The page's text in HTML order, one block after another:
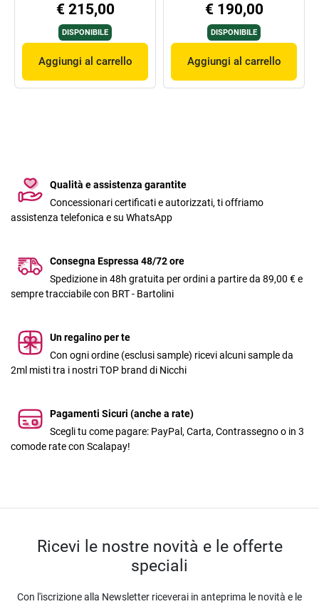
€ 215,00
DISPONIBILE
Aggiungi al carrello
€ 190,00
DISPONIBILE
Aggiungi al carrello
Qualità e assistenza garantite
Concessionari certificati e autorizzati, ti offriamo
assistenza telefonica e su WhatsApp
Consegna Espressa 48/72 ore
Spedizione in 48h gratuita per ordini a partire da 89,00 € e
sempre tracciabile con BRT - Bartolini
Un regalino per te
Con ogni ordine (esclusi sample) ricevi alcuni sample da
2ml misti tra i nostri TOP brand di Nicchi
Pagamenti Sicuri (anche a rate)
Scegli tu come pagare: PayPal, Carta, Contrassegno o in 3
comode rate con Scalapay!
Ricevi le nostre novità e le offerte
speciali
Con l'iscrizione alla Newsletter riceverai in anteprima le novità e le